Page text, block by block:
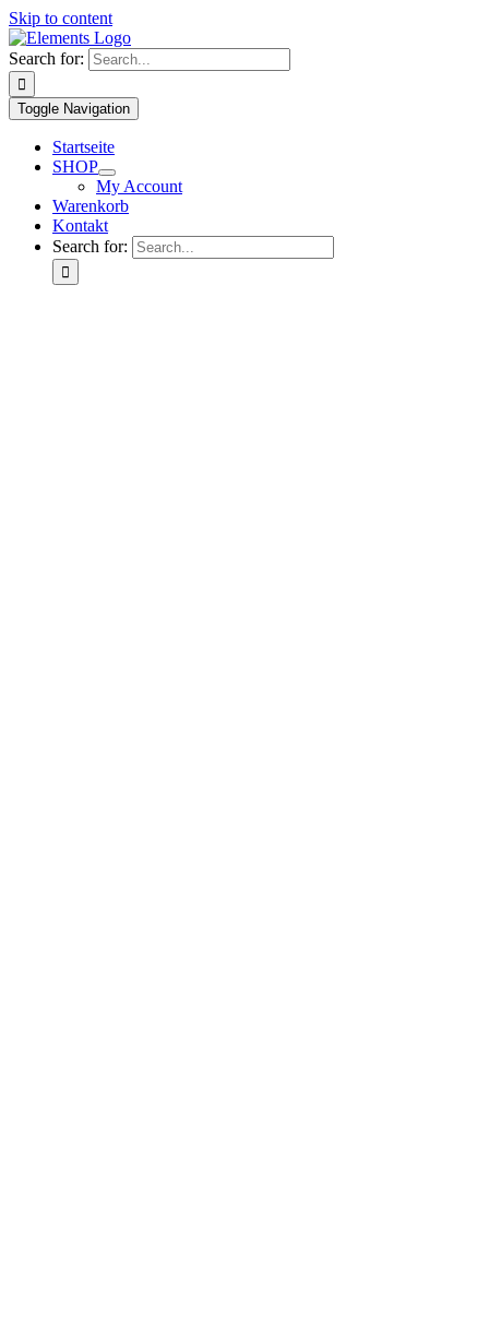
Skip to content
Search for:
Toggle Navigation
Startseite
SHOP
My Account
Warenkorb
Kontakt
Search for: